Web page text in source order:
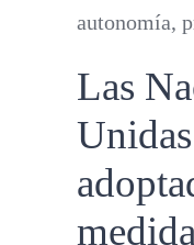
autonomía,
Las